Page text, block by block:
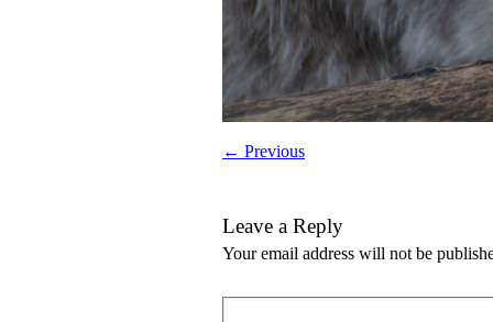
← Previous
Leave a Reply
Your email address will not be